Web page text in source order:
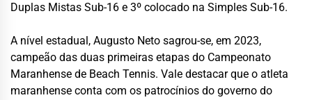
Duplas Mistas Sub-16 e 3º colocado na Simples Sub-16.
A nível estadual, Augusto Neto sagrou-se, em 2023,
campeão das duas primeiras etapas do Campeonato
Maranhense de Beach Tennis. Vale destacar que o atleta
maranhense conta com os patrocínios do governo do